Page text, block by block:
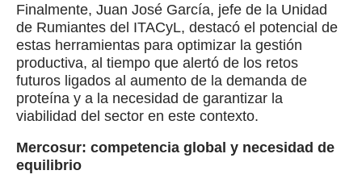
Finalmente, Juan José García, jefe de la Unidad
de Rumiantes del ITACyL, destacó el potencial de
estas herramientas para optimizar la gestión
productiva, al tiempo que alertó de los retos
futuros ligados al aumento de la demanda de
proteína y a la necesidad de garantizar la
viabilidad del sector en este contexto.
Mercosur: competencia global y necesidad de
equilibrio